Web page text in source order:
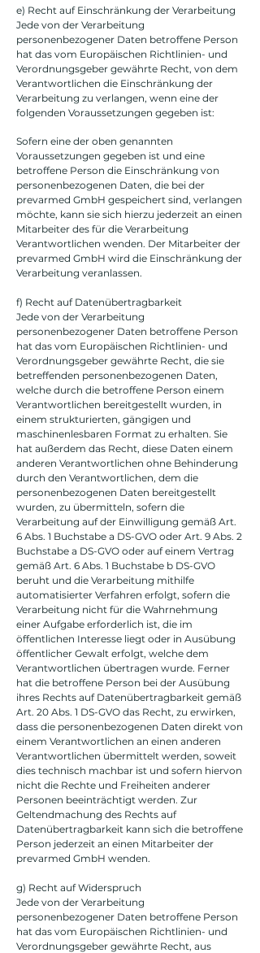
e) Recht auf Einschränkung der Verarbeitung
Jede von der Verarbeitung
personenbezogener Daten betroffene Person
hat das vom Europäischen Richtlinien- und
Verordnungsgeber gewährte Recht, von dem
Verantwortlichen die Einschränkung der
Verarbeitung zu verlangen, wenn eine der
folgenden Voraussetzungen gegeben ist:
Sofern eine der oben genannten
Voraussetzungen gegeben ist und eine
betroffene Person die Einschränkung von
personenbezogenen Daten, die bei der
prevarmed GmbH gespeichert sind, verlangen
möchte, kann sie sich hierzu jederzeit an einen
Mitarbeiter des für die Verarbeitung
Verantwortlichen wenden. Der Mitarbeiter der
prevarmed GmbH wird die Einschränkung der
Verarbeitung veranlassen.
f) Recht auf Datenübertragbarkeit
Jede von der Verarbeitung
personenbezogener Daten betroffene Person
hat das vom Europäischen Richtlinien- und
Verordnungsgeber gewährte Recht, die sie
betreffenden personenbezogenen Daten,
welche durch die betroffene Person einem
Verantwortlichen bereitgestellt wurden, in
einem strukturierten, gängigen und
maschinenlesbaren Format zu erhalten. Sie
hat außerdem das Recht, diese Daten einem
anderen Verantwortlichen ohne Behinderung
durch den Verantwortlichen, dem die
personenbezogenen Daten bereitgestellt
wurden, zu übermitteln, sofern die
Verarbeitung auf der Einwilligung gemäß Art.
6 Abs. 1 Buchstabe a DS-GVO oder Art. 9 Abs. 2
Buchstabe a DS-GVO oder auf einem Vertrag
gemäß Art. 6 Abs. 1 Buchstabe b DS-GVO
beruht und die Verarbeitung mithilfe
automatisierter Verfahren erfolgt, sofern die
Verarbeitung nicht für die Wahrnehmung
einer Aufgabe erforderlich ist, die im
öffentlichen Interesse liegt oder in Ausübung
öffentlicher Gewalt erfolgt, welche dem
Verantwortlichen übertragen wurde. Ferner
hat die betroffene Person bei der Ausübung
ihres Rechts auf Datenübertragbarkeit gemäß
Art. 20 Abs. 1 DS-GVO das Recht, zu erwirken,
dass die personenbezogenen Daten direkt von
einem Verantwortlichen an einen anderen
Verantwortlichen übermittelt werden, soweit
dies technisch machbar ist und sofern hiervon
nicht die Rechte und Freiheiten anderer
Personen beeinträchtigt werden. Zur
Geltendmachung des Rechts auf
Datenübertragbarkeit kann sich die betroffene
Person jederzeit an einen Mitarbeiter der
prevarmed GmbH wenden.
g) Recht auf Widerspruch
Jede von der Verarbeitung
personenbezogener Daten betroffene Person
hat das vom Europäischen Richtlinien- und
Verordnungsgeber gewährte Recht, aus